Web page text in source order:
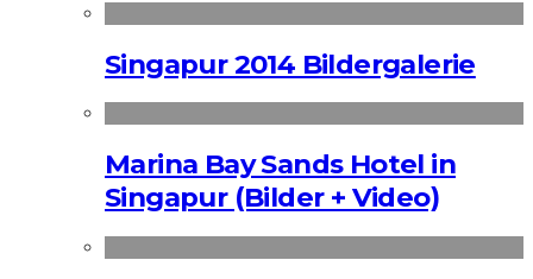
Singapur 2014 Bildergalerie
Marina Bay Sands Hotel in
Singapur (Bilder + Video)